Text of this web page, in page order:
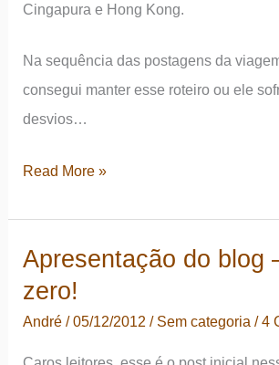
Cingapura e Hong Kong.
Na sequência das postagens da
consegui manter esse roteiro ou ele
desvios…
Roteiro
Europa
e
Ásia
Read More »
Apresentação do blog
zero!
André/05/12/2012/ Sem categoria /4